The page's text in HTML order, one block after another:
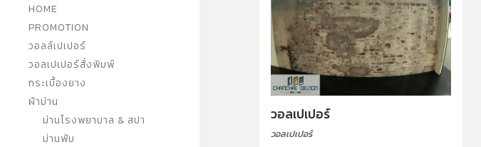
HOME
PROMOTION
วอลล์เปเปอร์
วอลเปเปอร์สั่งพิมพ์
กระเบื้องยาง
ผ้าม่าน
ม่านโรงพยาบาล & สปา
ม่านพับ
วอลเปเปอร์
วอลเปเปอร์